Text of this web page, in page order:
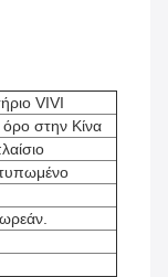
VIVI
στην Κίνα